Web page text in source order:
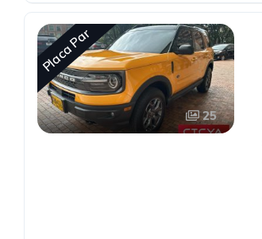
Placa Par
25